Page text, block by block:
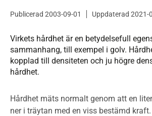
Publicerad 2003-09-01 Uppdaterad 2021-
Virkets hårdhet är en betydelsefull
sammanhang, till exempel i golv.
kopplad till densiteten och ju högre
hårdhet.
Hårdhet mäts normalt genom att en
ner i träytan med en viss bestämd